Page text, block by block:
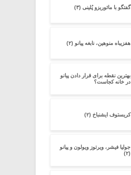
گفتگو با مائوریزو پُلینی (۳)
هفزیباه منوهین، نابغه پیانو (۲)
بهترین نقطه برای قرار دادن پیانو
در خانه کجاست؟
کریستوف ایشنباخ (۲)
جولیا فیشر، ویرتوز ویولون و پیانو
(۲)